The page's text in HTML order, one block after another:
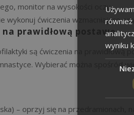
monitor na wysokości oczu.
wykonuj ćwiczenia wzmacniające
na prawidłową postawę
są ćwiczenia na prawidłową
Wybierać można spośród
– oprzyj się na przedramionach,
wyniku